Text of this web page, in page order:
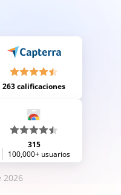
263 calificaciones
315
100,000+ usuarios
2026